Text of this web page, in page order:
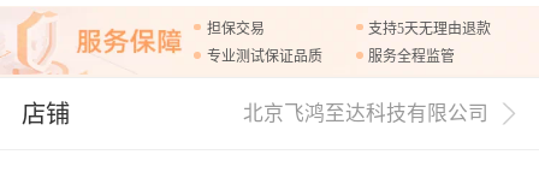
担保交易
支持5天无理由退款
专业测试保证品质
服务全程监管
店铺 北京飞鸿至达科技有限公司